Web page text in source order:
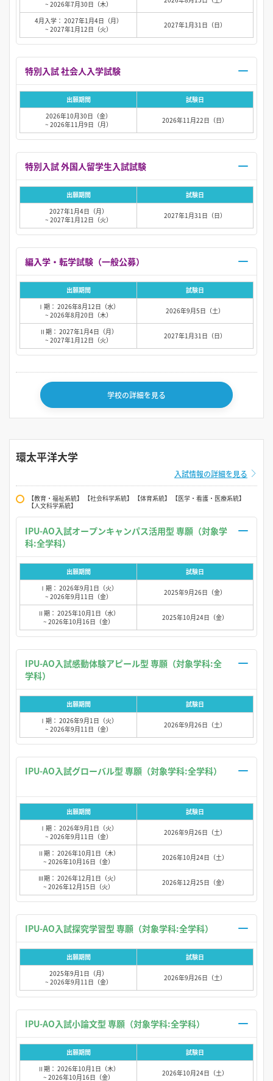
~ 2026年7月30日（木）
4月入学： 2027年1月4日（月）
~ 2027年1月12日（火）
2027年1月31日（日）
出願期間
試験日
2026年10月30日（金）
~ 2026年11月9日（月）
2026年11月22日（日）
出願期間
試験日
2027年1月4日（月）
~ 2027年1月12日（火）
2027年1月31日（日）
出願期間
試験日
Ⅰ期： 2026年8月12日（水）
~ 2026年8月20日（木）
2026年9月5日（土）
Ⅱ期： 2027年1月4日（月）
~ 2027年1月12日（火）
2027年1月31日（日）
学校の詳細を見る
環太平洋大学
入試情報の詳細を見る
【教育・福祉系統】 【社会科学系統】 【体育系統】 【医学・看護・医療系統】
【人文科学系統】
IPU-AO入試オープンキャンパス活用型 専願（対象学
出願期間
試験日
Ⅰ期： 2026年9月1日（火）
~ 2026年9月11日（金）
2025年9月26日（金）
Ⅱ期： 2025年10月1日（水）
~ 2026年10月16日（金）
2025年10月24日（金）
IPU-AO入試感動体験アピール型 専願（対象学科:全
出願期間
試験日
Ⅰ期： 2026年9月1日（火）
~ 2026年9月11日（金）
2026年9月26日（土）
IPU-AO入試グローバル型 専願（対象学科:全学科）
出願期間
試験日
Ⅰ期： 2026年9月1日（火）
~ 2026年9月11日（金）
2026年9月26日（土）
Ⅱ期： 2026年10月1日（木）
~ 2026年10月16日（金）
2026年10月24日（土）
Ⅲ期： 2026年12月1日（火）
~ 2026年12月15日（火）
2026年12月25日（金）
出願期間
試験日
2025年9月1日（月）
~ 2026年9月11日（金）
2026年9月26日（土）
出願期間
試験日
Ⅱ期： 2026年10月1日（木）
~ 2026年10月16日（金）
2026年10月24日（土）